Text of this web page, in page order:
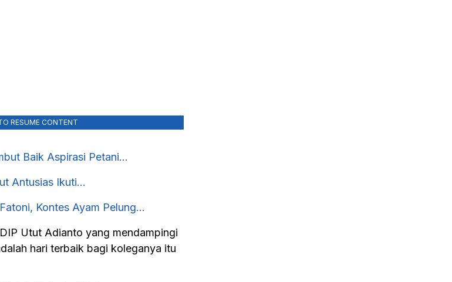
RESUME CONTENT
Baik Aspirasi Petani…
Antusias Ikuti…
Kontes Ayam Pelung…
Utut Adianto yang mendampingi
hari terbaik bagi koleganya itu